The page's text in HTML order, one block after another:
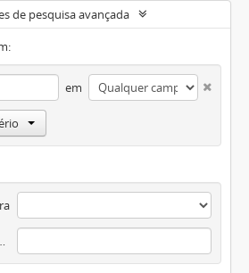
de pesquisa avançada
em
superior